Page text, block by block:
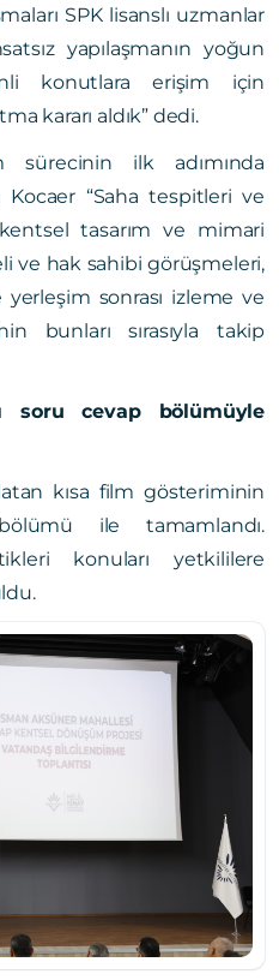
SPK lisanslı uzmanlar
yapılaşmanın yoğun
konutlara erişim için
kararı aldık” dedi.
sürecinin ilk adımında
“Saha tespitleri ve
tasarım ve mimari
ve hak sahibi görüşmeleri,
yerleşim sonrası izleme ve
bunları sırasıyla takip
soru cevap bölümüyle
kısa film gösteriminin
ile tamamlandı.
konuları yetkililere